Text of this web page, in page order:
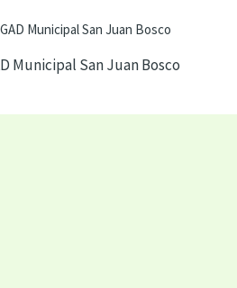
Municipal San Juan Bosco
Municipal San Juan Bosco